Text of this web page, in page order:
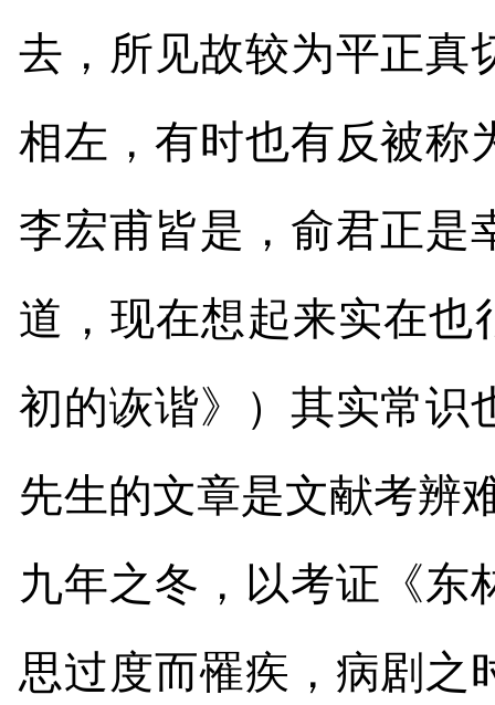
去，所见故较为平正真
相左，有时也有反被称
李宏甫皆是，俞君正是
道，现在想起来实在也
初的诙谐》）其实常识
先生的文章是文献考辨
九年之冬，以考证《东
思过度而罹疾，病剧之